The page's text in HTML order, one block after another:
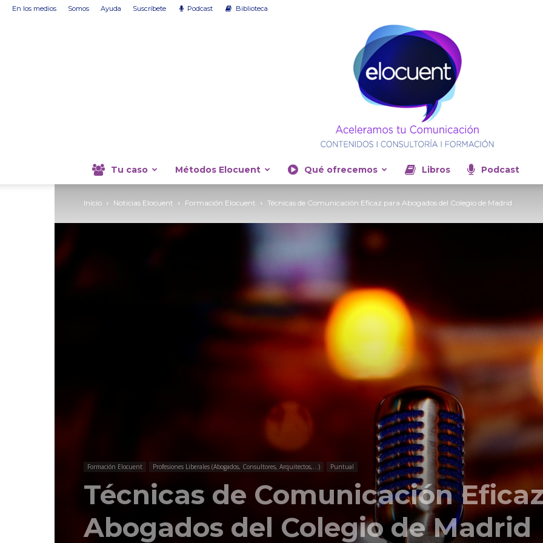
En los medios Somos Ayuda Suscríbete Podcast Biblioteca
los
que
Tu caso Métodos Elocuent Qué ofrecemos Libros Podcast
Inicio Noticias Elocuent Formación Elocuent Técnicas de Comunicación Eficaz para Abogados del Colegio de Madrid
Formación Elocuent Profesiones Liberales (Abogados, Consultores, Arquitectos,...) Puntual
Técnicas de Comunicación
Abogados del Colegio de Madrid